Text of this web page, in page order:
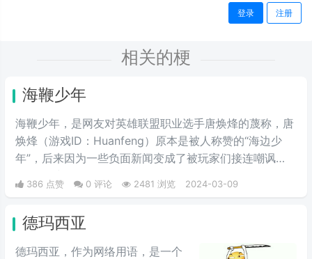
登录 注册
相关的梗
海鞭少年
海鞭少年，是网友对英雄联盟职业选手唐焕烽的蔑称，唐
焕烽（游戏ID：Huanfeng）原本是被人称赞的“海边少
年”，后来因为一些负面新闻变成了被玩家们接连嘲讽
386 点赞 0 评论 2481 浏览 2024-03-09
德玛西亚
德玛西亚，作为网络用语，是一个